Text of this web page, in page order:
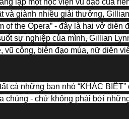
và giành nhiều giải thưởng,
of the Opera” - đây là hai vở diễn
sự nghiệp của mình, Gillian
công, biên đạo múa, nữ diễn
cả những bạn nhỏ “KHÁC
chúng - chứ không phải bởi